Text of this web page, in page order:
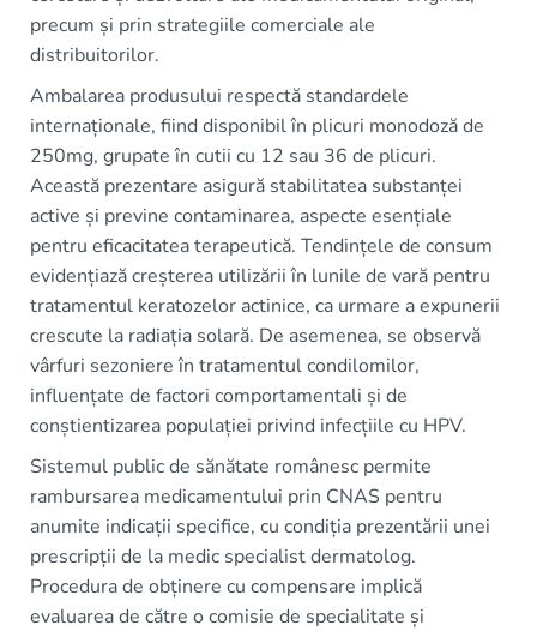
precum și prin strategiile comerciale ale
distribuitorilor.
Ambalarea produsului respectă standardele
internaționale, fiind disponibil în plicuri monodoză de
250mg, grupate în cutii cu 12 sau 36 de plicuri.
Această prezentare asigură stabilitatea substanței
active și previne contaminarea, aspecte esențiale
pentru eficacitatea terapeutică. Tendințele de consum
evidențiază creșterea utilizării în lunile de vară pentru
tratamentul keratozelor actinice, ca urmare a expunerii
crescute la radiația solară. De asemenea, se observă
vârfuri sezoniere în tratamentul condilomilor,
influențate de factori comportamentali și de
conștientizarea populației privind infecțiile cu HPV.
Sistemul public de sănătate românesc permite
rambursarea medicamentului prin CNAS pentru
anumite indicații specifice, cu condiția prezentării unei
prescripții de la medic specialist dermatolog.
Procedura de obținere cu compensare implică
evaluarea de către o comisie de specialitate și